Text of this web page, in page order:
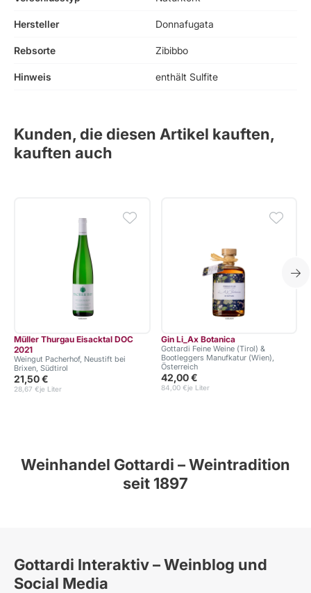
Hersteller Donnafugata
Rebsorte Zibibbo
Hinweis enthält Sulfite
Kunden, die diesen Artikel kauften,
kauften auch
Müller Thurgau Eisacktal DOC
2021
Weingut Pacherhof, Neustift bei
Brixen, Südtirol
21,50 €
je Liter
28,67 €
Gin Li_Ax Botanica
Gottardi Feine Weine (Tirol) &
Bootleggers Manufkatur (Wien),
Österreich
42,00 €
je Liter
84,00 €
Weinhandel Gottardi – Weintradition
seit 1897
Gottardi Interaktiv – Weinblog und
Social Media